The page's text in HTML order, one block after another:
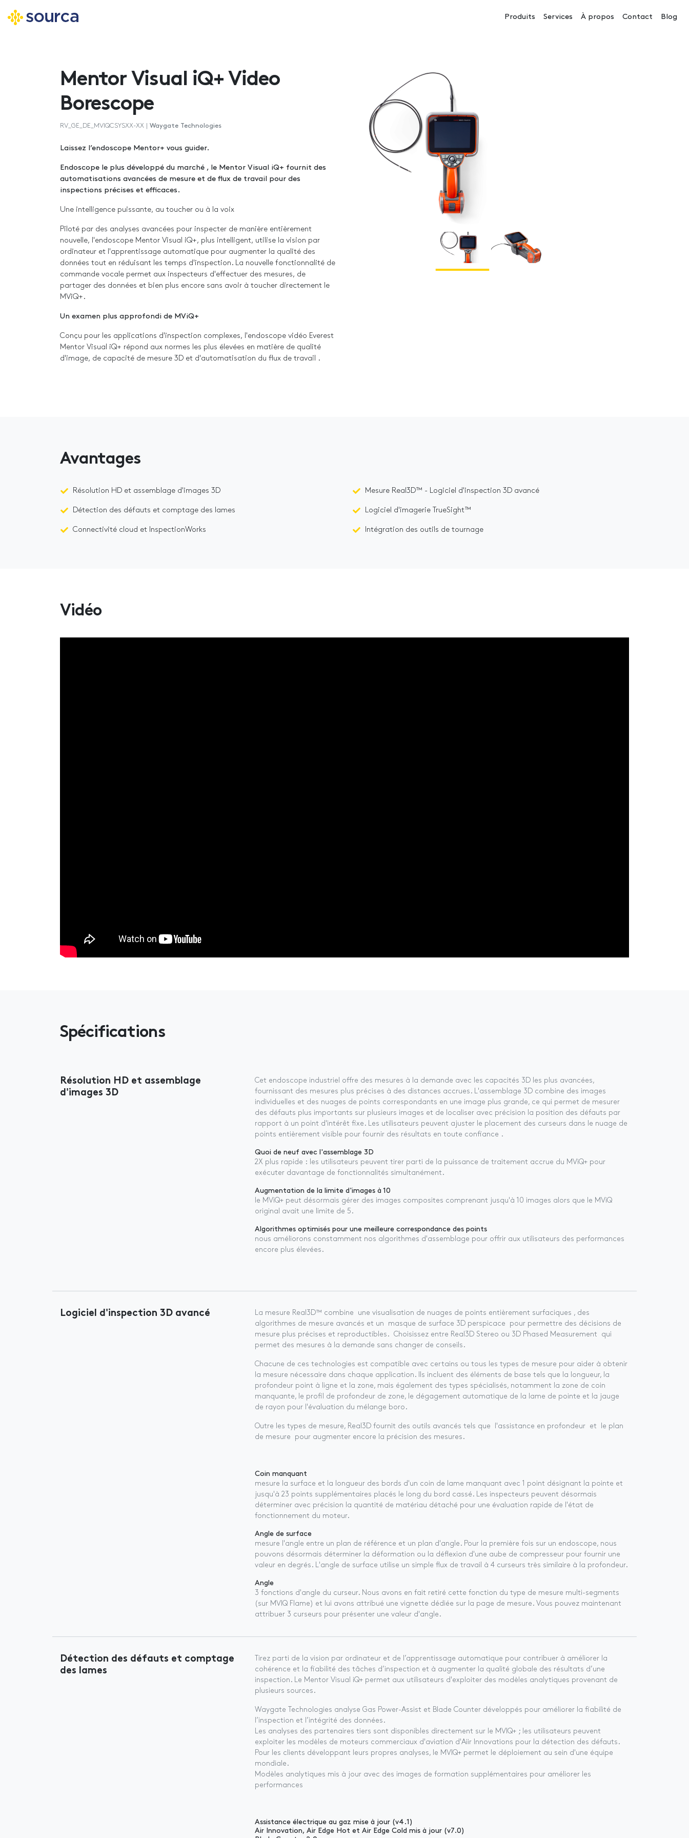
Navigation principale
Produits Services À propos Contact Blog
Mentor Visual iQ+ Video
Borescope
RV_GE_DE_MVIQCSYSXX-XX | Waygate Technologies
Laissez l’endoscope Mentor+ vous guider.
Endoscope le plus développé du marché , le Mentor Visual iQ+ fournit des
automatisations avancées de mesure et de flux de travail pour des
inspections précises et efficaces.
Une intelligence puissante, au toucher ou à la voix
Piloté par des analyses avancées pour inspecter de manière entièrement
nouvelle, l'endoscope Mentor Visual iQ+, plus intelligent, utilise la vision par
ordinateur et l'apprentissage automatique pour augmenter la qualité des
données tout en réduisant les temps d'inspection. La nouvelle fonctionnalité de
commande vocale permet aux inspecteurs d'effectuer des mesures, de
partager des données et bien plus encore sans avoir à toucher directement le
MViQ+.
Un examen plus approfondi de MViQ+
Conçu pour les applications d'inspection complexes, l'endoscope vidéo Everest
Mentor Visual iQ+ répond aux normes les plus élevées en matière de qualité
d'image, de capacité de mesure 3D et d'automatisation du flux de travail .
Avantages
Résolution HD et assemblage d'images 3D Mesure Real3D™ - Logiciel d'inspection 3D avancé
Détection des défauts et comptage des lames Logiciel d'imagerie TrueSight™
Connectivité cloud et InspectionWorks Intégration des outils de tournage
Vidéo
Spécifications
Résolution HD et assemblage
d'images 3D
Cet endoscope industriel offre des mesures à la demande avec les capacités 3D les plus avancées,
fournissant des mesures plus précises à des distances accrues. L'assemblage 3D combine des images
individuelles et des nuages ​​de points correspondants en une image plus grande, ce qui permet de mesurer
des défauts plus importants sur plusieurs images et de localiser avec précision la position des défauts par
rapport à un point d'intérêt fixe. Les utilisateurs peuvent ajuster le placement des curseurs dans le nuage de
points entièrement visible pour fournir des résultats en toute confiance ​.
Quoi de neuf avec l'assemblage 3D
2X plus rapide : les utilisateurs peuvent tirer parti de la puissance de traitement accrue du MViQ+ pour
exécuter davantage de fonctionnalités simultanément.
Augmentation de la limite d'images à 10
le MViQ+ peut désormais gérer des images composites comprenant jusqu'à 10 images alors que le MViQ
original avait une limite de 5.
Algorithmes optimisés pour une meilleure correspondance des points
nous améliorons constamment nos algorithmes d'assemblage pour offrir aux utilisateurs des performances
encore plus élevées.
Logiciel d'inspection 3D avancé​
La mesure Real3D™ combine une visualisation de nuages ​​de points entièrement surfaciques , des
algorithmes de mesure avancés et un masque de surface 3D perspicace pour permettre des décisions de
mesure plus précises et reproductibles. Choisissez entre Real3D Stereo ou 3D Phased Measurement
qui
permet des mesures à la demande sans changer de conseils.
​Chacune de ces technologies est compatible avec certains ou tous les types de mesure pour aider à obtenir
la mesure nécessaire dans chaque application. Ils incluent des éléments de base tels que la longueur, la
profondeur point à ligne et la zone, mais également des types spécialisés, notamment la zone de coin
manquante, le profil de profondeur de zone, le dégagement automatique de la lame de pointe et la jauge
de rayon pour l'évaluation du mélange boro.
Outre les types de mesure, Real3D fournit des outils avancés tels que l'assistance en profondeur et le plan
de mesure pour augmenter encore la précision des mesures.
Coin manquant
mesure la surface et la longueur des bords d'un coin de lame manquant avec 1 point désignant la pointe et
jusqu'à 23 points supplémentaires placés le long du bord cassé. Les inspecteurs peuvent désormais
déterminer avec précision la quantité de matériau détaché pour une évaluation rapide de l'état de
fonctionnement du moteur.
Angle de surface
mesure l'angle entre un plan de référence et un plan d'angle. Pour la première fois sur un endoscope, nous
pouvons désormais déterminer la déformation ou la déflexion d'une aube de compresseur pour fournir une
valeur en degrés. L'angle de surface utilise un simple flux de travail à 4 curseurs très similaire à la profondeur.
Angle
3 fonctions d'angle du curseur. Nous avons en fait retiré cette fonction du type de mesure multi-segments
(sur MVIQ Flame) et lui avons attribué une vignette dédiée sur la page de mesure. Vous pouvez maintenant
attribuer 3 curseurs pour présenter une valeur d'angle.
Détection des défauts et comptage
des lames
Tirez parti de la vision par ordinateur et de l’apprentissage automatique pour contribuer à améliorer la
cohérence et la fiabilité des tâches d’inspection et à augmenter la qualité globale des résultats d’une
inspection. Le Mentor Visual iQ+ permet aux utilisateurs d'exploiter des modèles analytiques provenant de
plusieurs sources.
Waygate Technologies analyse Gas Power-Assist et Blade Counter développés pour améliorer la fiabilité de
l’inspection et l’intégrité des données.
Les analyses des partenaires tiers sont disponibles directement sur le MVIQ+ ; les utilisateurs peuvent
exploiter les modèles de moteurs commerciaux d'aviation d'Aiir Innovations pour la détection des défauts.
Pour les clients développant leurs propres analyses, le MVIQ+ permet le déploiement au sein d'une équipe
mondiale.
Modèles analytiques mis à jour avec des images de formation supplémentaires pour améliorer les
performances
Assistance électrique au gaz mise à jour (v4.1)
Air Innovation, Air Edge Hot et Air Edge Cold mis à jour (v7.0)